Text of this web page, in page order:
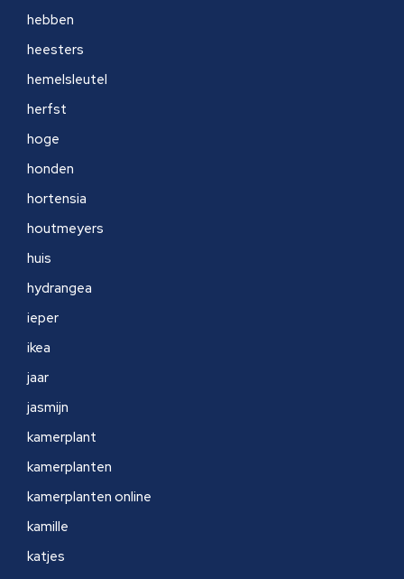
hebben
heesters
hemelsleutel
herfst
hoge
honden
hortensia
houtmeyers
huis
hydrangea
ieper
ikea
jaar
jasmijn
kamerplant
kamerplanten
kamerplanten online
kamille
katjes